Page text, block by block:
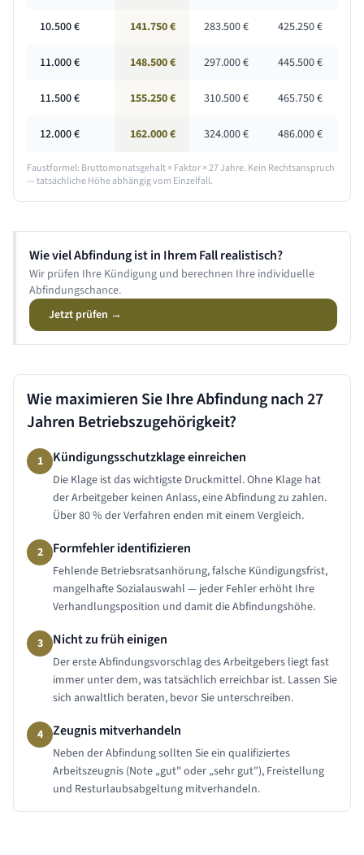
10.500€ 141.750 € 283.500 € 425.250 €
11.000€ 148.500 € 297.000 € 445.500 €
11.500€ 155.250 € 310.500 € 465.750 €
12.000€ 162.000 € 324.000 € 486.000 €
Faustformel: Bruttomonatsgehalt × Faktor ×27 Jahre. Kein Rechtsanspruch
— tatsächliche Höhe abhängig vom Einzelfall.
Wie viel Abfindung ist in Ihrem Fall realistisch?
Wir prüfen Ihre Kündigung und berechnen Ihre individuelle
Abfindungschance.
Jetzt prüfen →
Wie maximieren Sie Ihre Abfindung nach27
Jahren Betriebszugehörigkeit?
1 Kündigungsschutzklage einreichen
Die Klage ist das wichtigste Druckmittel. Ohne Klage hat
der Arbeitgeber keinen Anlass, eine Abfindung zu zahlen.
Über 80 % der Verfahren enden mit einem Vergleich.
2 Formfehler identifizieren
Fehlende Betriebsratsanhörung, falsche Kündigungsfrist,
mangelhafte Sozialauswahl — jeder Fehler erhöht Ihre
Verhandlungsposition und damit die Abfindungshöhe.
3 Nicht zu früh einigen
Der erste Abfindungsvorschlag des Arbeitgebers liegt fast
immer unter dem, was tatsächlich erreichbar ist. Lassen Sie
sich anwaltlich beraten, bevor Sie unterschreiben.
4 Zeugnis mitverhandeln
Neben der Abfindung sollten Sie ein qualifiziertes
Arbeitszeugnis (Note „gut" oder „sehr gut"), Freistellung
und Resturlaubsabgeltung mitverhandeln.